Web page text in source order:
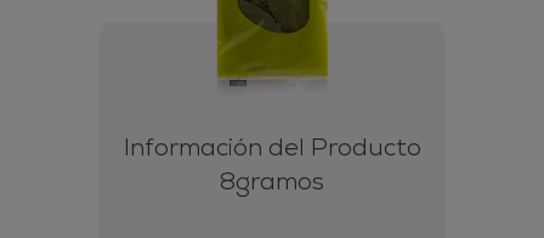
Información del Producto
8gramos